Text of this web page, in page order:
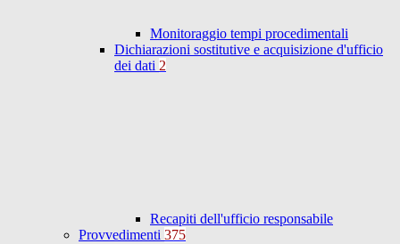
Monitoraggio tempi procedimentali
Dichiarazioni sostitutive e acquisizione d'ufficio
dei dati 2
Recapiti dell'ufficio responsabile
Provvedimenti 375